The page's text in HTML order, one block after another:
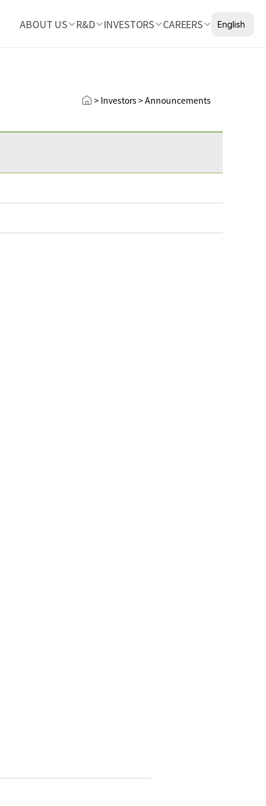
ABOUT US R&D INVESTORS CAREERS English
> Investors > Announcements